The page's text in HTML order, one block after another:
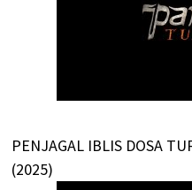
PENJAGAL IBLIS DOSA
(2025)